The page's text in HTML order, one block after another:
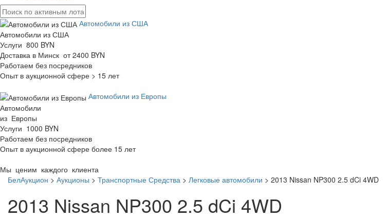
Автомобили из США
Автомобили из США
Услуги 800 BYN
Доставка в Минск от 2400 BYN
Работаем без посредников
Опыт в аукционной сфере > 15 лет
Автомобили из Европы
Автомобили
из Европы
Услуги 1000 BYN
Работаем без посредников
Опыт в аукционной сфере более 15 лет
Мы ценим каждого клиента
БелАукцион > Аукционы > Транспортные Средства > Легковые автомобили > 2013 Nissan NP300 2.5 dCi 4WD
2013 Nissan NP300 2.5 dCi 4WD